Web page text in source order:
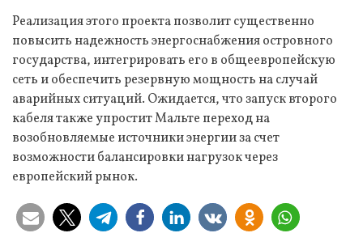
Реализация этого проекта позволит существенно
повысить надежность энергоснабжения островного
государства, интегрировать его в общеевропейскую
сеть и обеспечить резервную мощность на случай
аварийных ситуаций. Ожидается, что запуск второго
кабеля также упростит Мальте переход на
возобновляемые источники энергии за счет
возможности балансировки нагрузок через
европейский рынок.